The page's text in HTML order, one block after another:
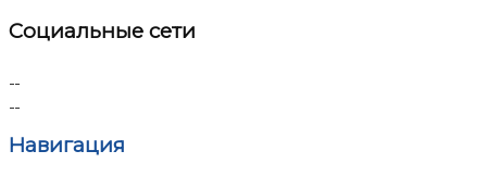
Социальные сети
Навигация